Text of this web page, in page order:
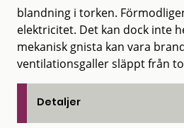
blandning i torken.
elektricitet. Det kan dock inte
mekanisk gnista kan vara
ventilationsgaller släppt från
Detaljer